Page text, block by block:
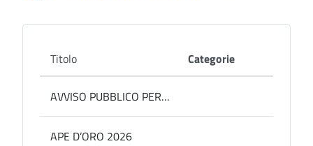
Titolo Categorie
AVVISO PUBBLICO PER LA DESIGNAZIONE DELLA/DEL CONSIGLIERA/E DI PARITÀ EFFETTIVA/O DELLA PROVINCIA DI TERNI
APE D’ORO 2026